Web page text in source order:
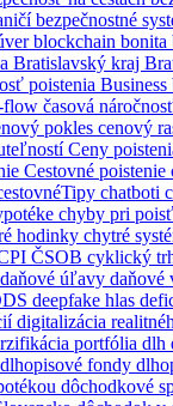
bezpečnostné
blockchain bonita
Bratislavský kraj
poistenia Business
flow časová
pokles cenový
Ceny
Cestovné poistenie
chatboti
chyby pri
hodinky chytré
ČSOB cyklický
daňové úľavy daňové
deepfake hlas
digitalizácia
portfólia dlh
dlhopisové fondy
dôchodkové